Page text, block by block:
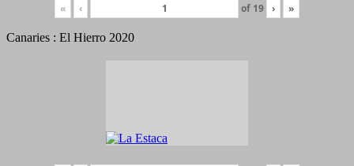
« ‹ of 19 › »
Canaries : El Hierro 2020